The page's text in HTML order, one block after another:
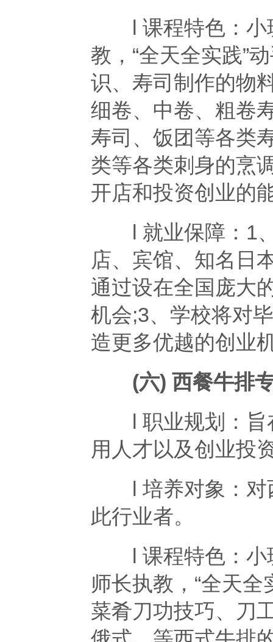
l 课程特色：小
教，“全天全实践”
识、寿司制作的物
细卷、中卷、粗卷
寿司、饭团等各类
类等各类刺身的烹
开店和投资创业的
l 就业保障：1、
店、宾馆、知名日
通过设在全国庞大
机会;3、学校将对
造更多优越的创业
(六) 西餐牛排专
l 职业规划：旨
用人才以及创业投
l 培养对象：对
此行业者。
l 课程特色：小
师长执教，“全天
菜肴刀功技巧、刀